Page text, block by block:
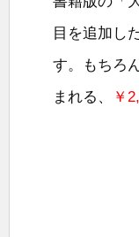
目を追加し
す。もちろ
まれる、
￥